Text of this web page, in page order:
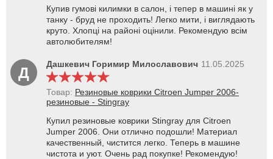
Купив гумові килимки в салон, і тепер в машині як у
танку - бруд не проходить! Легко мити, і виглядають
круто. Хлопці на районі оцінили. Рекомендую всім
автолюбителям!
Д Дашкевич Горимир Милославович 11.05.2025
Товар: Резиновые коврики Citroen Jumper 2006-
резиновые - Stingray
Купил резиновые коврики Stingray для Citroen
Jumper 2006. Они отлично подошли! Материал
качественный, чистится легко. Теперь в машине
чистота и уют. Очень рад покупке! Рекомендую!